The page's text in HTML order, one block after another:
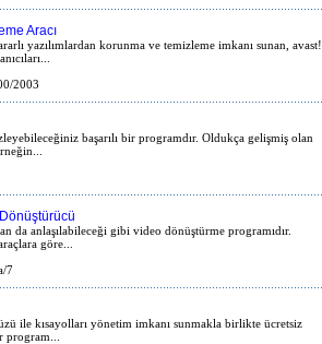
Aracı
yazılımlardan korunma ve temizleme imkanı sunan, avast!
2003
başarılı bir programdır. Oldukça gelişmiş olan
da anlaşılabileceği gibi video dönüştürme programıdır.
göre...
7
ile kısayolları yönetim imkanı sunmakla birlikte ücretsiz
program...